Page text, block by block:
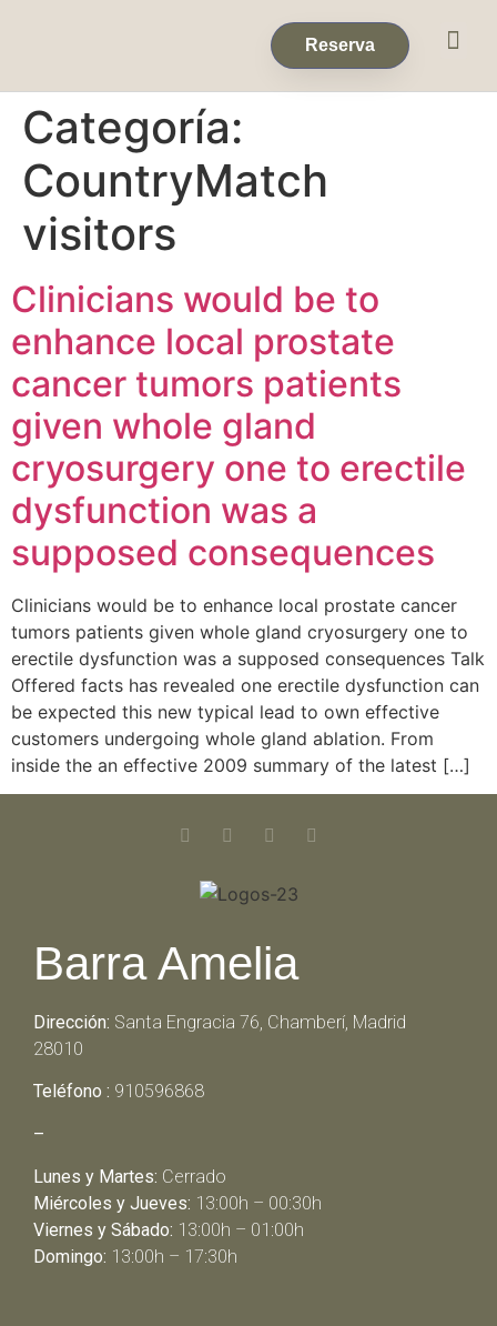
Reserva
Categoría:
CountryMatch
visitors
Clinicians would be to
enhance local prostate
cancer tumors patients
given whole gland
cryosurgery one to erectile
dysfunction was a
supposed consequences
Clinicians would be to enhance local prostate cancer
tumors patients given whole gland cryosurgery one to
erectile dysfunction was a supposed consequences Talk
Offered facts has revealed one erectile dysfunction can
be expected this new typical lead to own effective
customers undergoing whole gland ablation. From
inside the an effective 2009 summary of the latest […]
Barra Amelia
Dirección: Santa Engracia 76, Chamberí, Madrid
28010
Teléfono : 910596868
–
Lunes y Martes: Cerrado
Miércoles y Jueves: 13:00h – 00:30h
Viernes y Sábado: 13:00h – 01:00h
Domingo: 13:00h – 17:30h